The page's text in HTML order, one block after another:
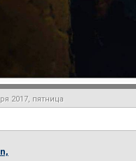
2017, пятница